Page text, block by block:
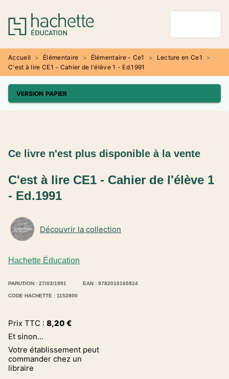
MENU RECHERCHE
PIED DE PAGE
Accueil > Élémentaire > Élémentaire - Ce1 > Lecture en Ce1
>
C'est à lire CE1 - Cahier de l'élève 1 - Ed.1991
VERSION PAPIER
Hachette Éducation
Découvrir la collection
C'est à lire CE1 - Cahier de l'élève 1
- Ed.1991
Ce livre n'est plus disponible à la vente
PARUTION : 27/03/1991 EAN : 9782010165924
CODE HACHETTE : 1152800
Prix TTC : 8,20 €
Et sinon...
Votre établissement peut
commander chez un
libraire